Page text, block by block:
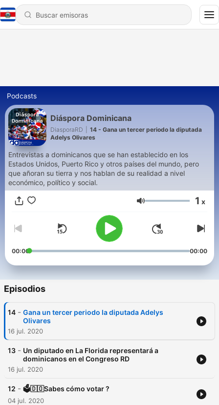
Podcasts
Diáspora Dominicana
DiasporaRD
14 - Gana un tercer periodo la diputada
Adelys Olivares
Entrevistas a dominicanos que se han establecido en los
Estados Unidos, Puerto Rico y otros países del mundo, pero
que añoran su tierra y nos hablan de su realidad a nivel
económico, político y social.
Volumen 1 x
00:00 00:00
Episodios
14 - Gana un tercer periodo la diputada Adelys
Olivares
16 jul. 2020
13 - Un diputado en La Florida representará a
dominicanos en el Congreso RD
16 jul. 2020
12 - 🗳🇩🇴Sabes cómo votar ?
04 jul. 2020